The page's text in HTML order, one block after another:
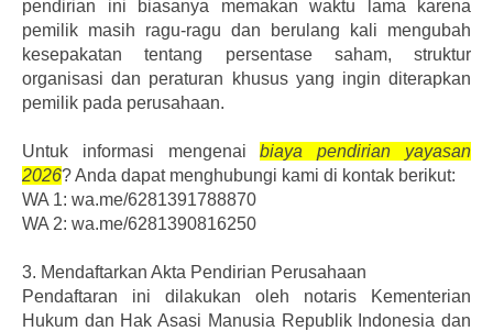
pendirian ini biasanya memakan waktu lama karena
pemilik masih ragu-ragu dan berulang kali mengubah
kesepakatan tentang persentase saham, struktur
organisasi dan peraturan khusus yang ingin diterapkan
pemilik pada perusahaan.
Untuk informasi mengenaibiaya pendirian yayasan
2026? Anda dapat menghubungi kami di kontak berikut:
WA 1: wa.me/6281391788870
WA 2: wa.me/6281390816250
3. Mendaftarkan Akta Pendirian Perusahaan
Pendaftaran ini dilakukan oleh notaris Kementerian
Hukum dan Hak Asasi Manusia Republik Indonesia dan